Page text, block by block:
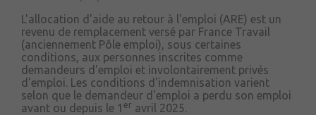
L'allocation d'aide au retour à l'emploi (ARE) est un
revenu de remplacement versé par France Travail
(anciennement Pôle emploi), sous certaines
conditions, aux personnes inscrites comme
demandeurs d'emploi et involontairement privés
d'emploi. Les conditions d'indemnisation varient
selon que le demandeur d'emploi a perdu son emploi
avant ou depuis le 1 er avril 2025.